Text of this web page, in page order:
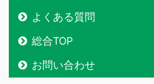
よくある質問
総合TOP
お問い合わせ